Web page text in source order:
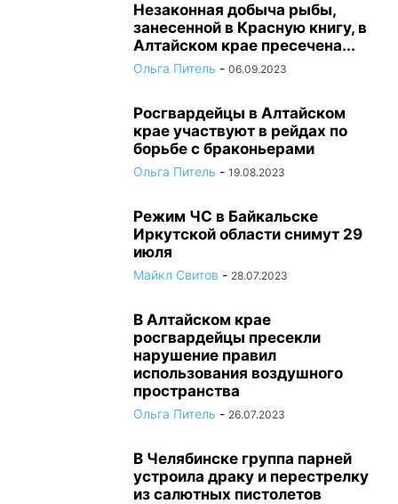
Незаконная добыча рыбы,
занесенной в Красную книгу, в
Алтайском крае пресечена...
Ольга Питель - 06.09.2023
Росгвардейцы в Алтайском
крае участвуют в рейдах по
борьбе с браконьерами
Ольга Питель - 19.08.2023
Режим ЧС в Байкальске
Иркутской области снимут 29
июля
Майкл Свитов - 28.07.2023
В Алтайском крае
росгвардейцы пресекли
нарушение правил
использования воздушного
пространства
Ольга Питель - 26.07.2023
В Челябинске группа парней
устроила драку и перестрелку
из салютных пистолетов